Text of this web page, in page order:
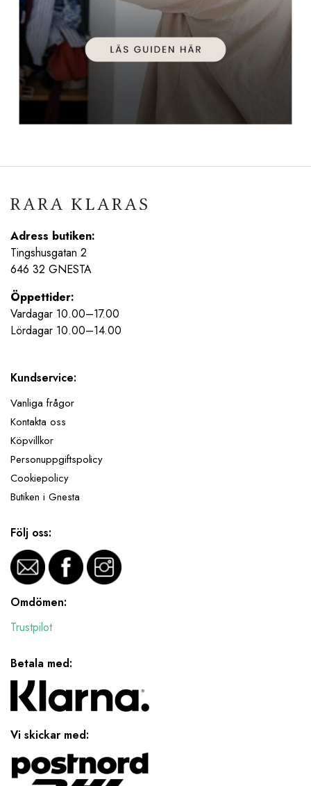
Adress butiken:
Tingshusgatan 2
646 32 GNESTA
Öppettider:
Vardagar 10.00–17.00
Lördagar 10.00–14.00
Kundservice:
Vanliga frågor
Kontakta oss
Köpvillkor
Personuppgiftspolicy
Cookiepolicy
Butiken i Gnesta
Följ oss:
Omdömen:
Trustpilot
Betala med:
Vi skickar med: